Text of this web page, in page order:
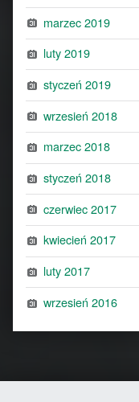
marzec 2019
luty 2019
styczeń 2019
wrzesień 2018
marzec 2018
styczeń 2018
czerwiec 2017
kwiecień 2017
luty 2017
wrzesień 2016